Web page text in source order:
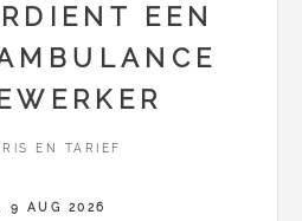
Boekhoudkundige
berekeningen
EEN
EN TARIEF
9 AUG 2026